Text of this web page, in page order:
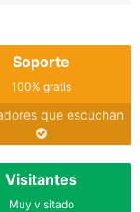
Soporte
100% gratis
que escuchan
Visitantes
Muy visitado